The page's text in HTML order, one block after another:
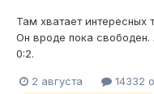
Там хватает интересных
Он вроде пока
0:2.
2 августа 14332